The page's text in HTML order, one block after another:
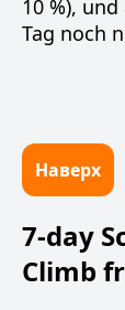
10 %),
Tag noch
Наверх
7-day
Climb